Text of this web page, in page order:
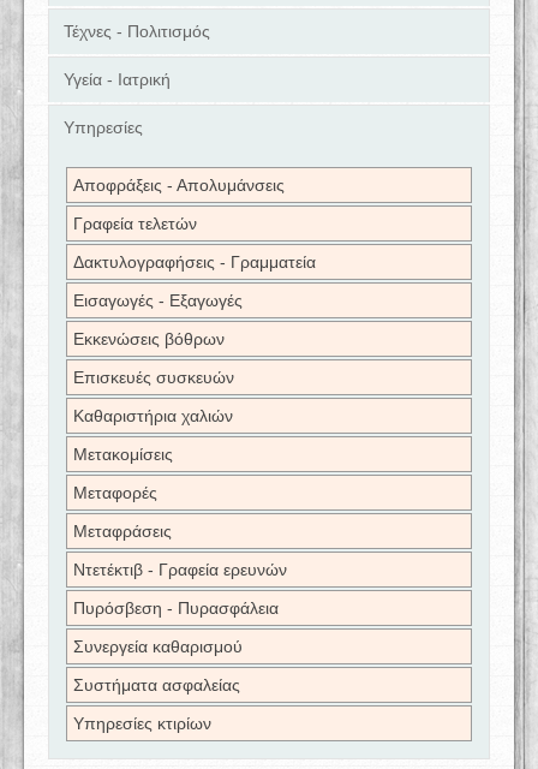
Τέχνες - Πολιτισμός
Υγεία - Ιατρική
Υπηρεσίες
Αποφράξεις - Απολυμάνσεις
Γραφεία τελετών
Δακτυλογραφήσεις - Γραμματεία
Εισαγωγές - Εξαγωγές
Εκκενώσεις βόθρων
Επισκευές συσκευών
Καθαριστήρια χαλιών
Μετακομίσεις
Μεταφορές
Μεταφράσεις
Ντετέκτιβ - Γραφεία ερευνών
Πυρόσβεση - Πυρασφάλεια
Συνεργεία καθαρισμού
Συστήματα ασφαλείας
Υπηρεσίες κτιρίων